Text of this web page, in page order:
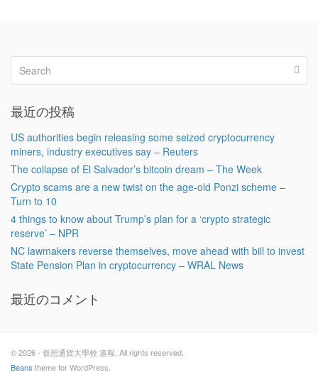
最近の投稿
US authorities begin releasing some seized cryptocurrency
miners, industry executives say – Reuters
The collapse of El Salvador’s bitcoin dream – The Week
Crypto scams are a new twist on the age-old Ponzi scheme –
Turn to 10
4 things to know about Trump’s plan for a ‘crypto strategic
reserve’ – NPR
NC lawmakers reverse themselves, move ahead with bill to invest
State Pension Plan in cryptocurrency – WRAL News
最近のコメント
© 2026 - 仮想通貨大學校 速報. All rights reserved.
Beans theme for WordPress.